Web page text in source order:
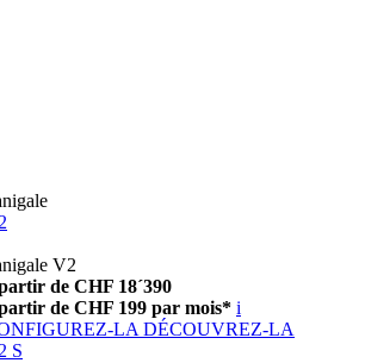
V2
de CHF 18´390
de CHF 199 par mois* i
LA DÉCOUVREZ-LA
S